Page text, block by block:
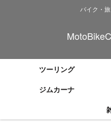
バイク・
ツーリング
ジムカーナ